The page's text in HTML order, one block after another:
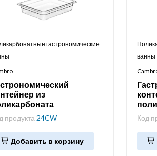
гастрономические
из
продукта 24CW
Добавить в корзину
ванны
Код